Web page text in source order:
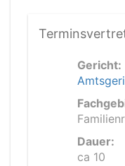
Gericht:
Dauer:
ca 10